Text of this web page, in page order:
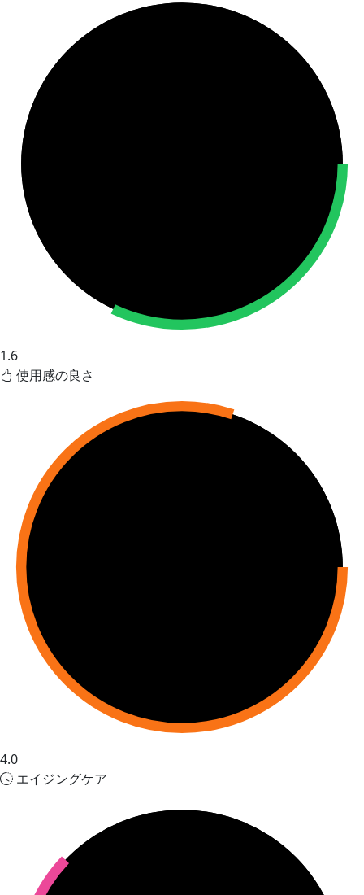
1.6
使用感の良さ
4.0
エイジングケア